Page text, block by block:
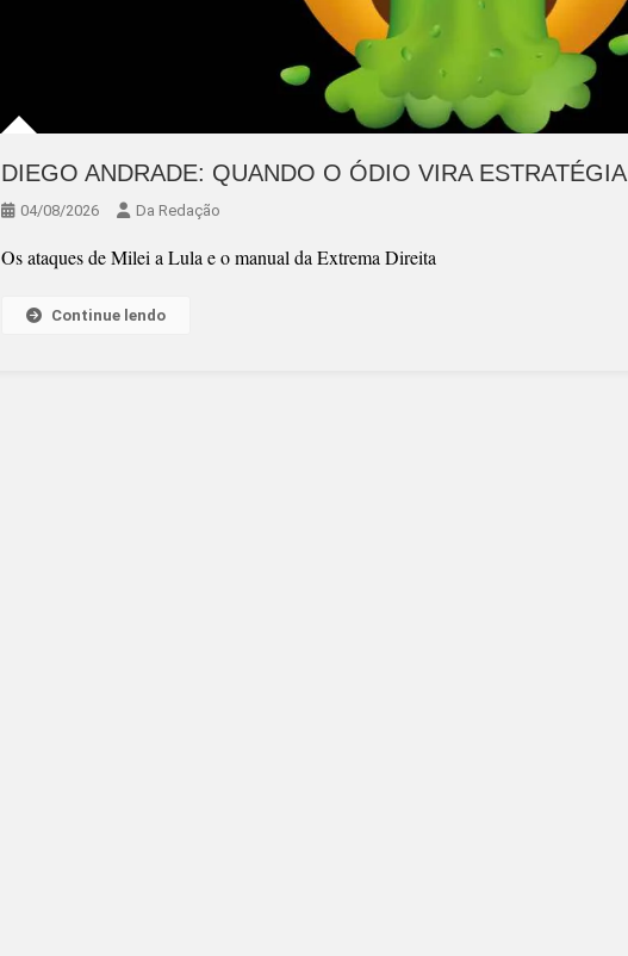
DIEGO ANDRADE: QUANDO O ÓDIO VIRA ESTRATÉGIA
04/08/2026 Da Redação
Os ataques de Milei a Lula e o manual da Extrema Direita
Continue lendo